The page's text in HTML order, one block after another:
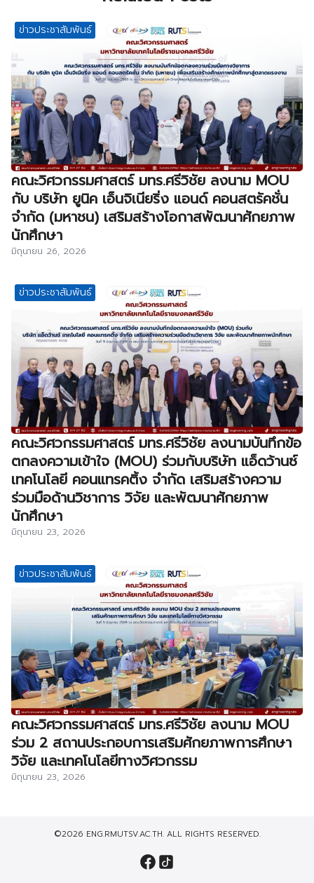
ข่าวประชาสัมพันธ์
คณะวิศวกรรมศาสตร์ มทร.ศรีวิชัย ลงนาม MOU
กับ บริษัท ยูนิค เอ็นจิเนียริ่ง แอนด์ คอนสตรัคชั่น
จำกัด (มหาชน) เสริมสร้างโอกาสพัฒนาศักยภาพ
นักศึกษา
มิถุนายน 26, 2026
ข่าวประชาสัมพันธ์
คณะวิศวกรรมศาสตร์ มทร.ศรีวิชัย ลงนามบันทึกข้อ
ตกลงความเข้าใจ (MOU) ร่วมกับบริษัท แอ็ดว้านซ์
เทคโนโลยี คอนแทรคติ้ง จำกัด เสริมสร้างความ
ร่วมมือด้านวิชาการ วิจัย และพัฒนาศักยภาพ
นักศึกษา
มิถุนายน 23, 2026
ข่าวประชาสัมพันธ์
คณะวิศวกรรมศาสตร์ มทร.ศรีวิชัย ลงนาม MOU
ร่วม 2 สถานประกอบการเสริมศักยภาพการศึกษา
วิจัย และเทคโนโลยีทางวิศวกรรม
มิถุนายน 23, 2026
©2026 ENG.RMUTSV.AC.TH. ALL RIGHTS RESERVED.